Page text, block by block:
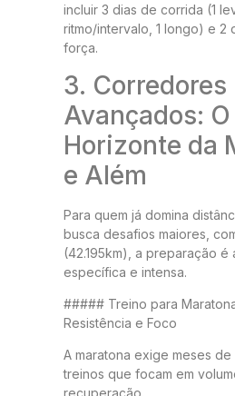
incluir 3 dias de corrida (1
ritmo/intervalo, 1 longo) e 2
força.
3. Corredores
Avançados: O
Horizonte da
e Além
Para quem já domina
busca desafios maiores,
(42.195km), a preparação é
específica e intensa.
##### Treino para
Resistência e Foco
A maratona exige meses
treinos que focam em